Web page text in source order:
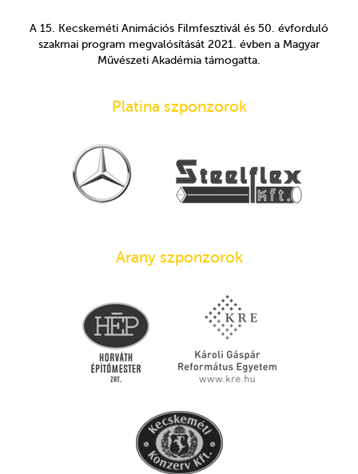
A 15. Kecskeméti Animációs Filmfesztivál és 50. évforduló
szakmai program megvalósítását 2021. évben a Magyar
Művészeti Akadémia támogatta.
Platina szponzorok
Arany szponzorok